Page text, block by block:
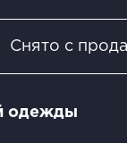
Снято с
одежды